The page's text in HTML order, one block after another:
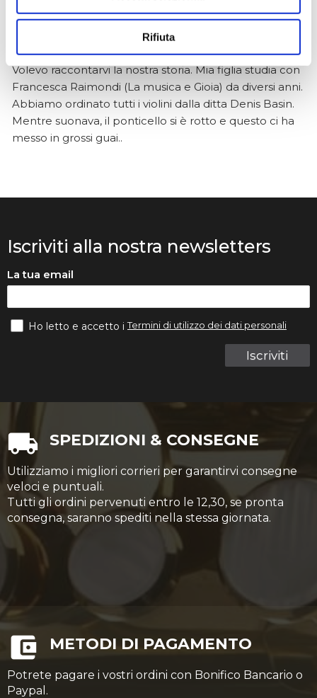
Rifiuta
2 mesi fa
Volevo raccontarvi la nostra storia. Mia figlia studia con
Francesca Raimondi (La musica e Gioia) da diversi anni.
Abbiamo ordinato tutti i violini dalla ditta Denis Basin.
Mentre suonava, il ponticello si è rotto e questo ci ha
messo in grossi guai..
Iscriviti alla nostra newsletters
La tua email
Iscriviti
Ho letto e accetto iTermini di utilizzo dei dati personali
SPEDIZIONI & CONSEGNE
Utilizziamo i migliori corrieri per garantirvi consegne
veloci e puntuali.
Tutti gli ordini pervenuti entro le 12,30, se pronta
consegna, saranno spediti nella stessa giornata.
METODI DI PAGAMENTO
Potrete pagare i vostri ordini con Bonifico Bancario o
Paypal.